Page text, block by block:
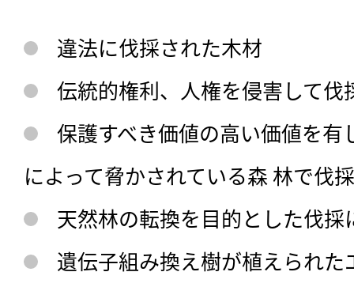
違法に伐採された木材
伝統的権利、人権を侵害して伐
保護すべき価値の高い価値を
によって脅かされている森 林で伐
天然林の転換を目的とした伐
遺伝子組み換え樹が植えられ